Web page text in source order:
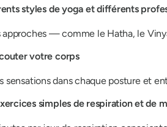
styles de yoga et différents
approches — comme le Hatha, le
votre corps
sensations dans chaque posture et
simples de respiration et de